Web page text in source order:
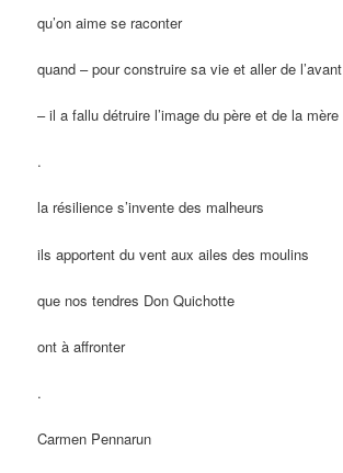
qu’on aime se raconter
quand – pour construire sa vie et aller de l’avant
– il a fallu détruire l’image du père et de la mère
.
la résilience s’invente des malheurs
ils apportent du vent aux ailes des moulins
que nos tendres Don Quichotte
ont à affronter
.
Carmen Pennarun